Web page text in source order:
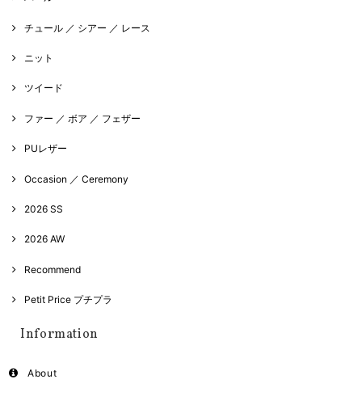
チュール ／ シアー ／ レース
ニット
ツイード
ファー ／ ボア ／ フェザー
PUレザー
Occasion ／ Ceremony
2026 SS
2026 AW
Recommend
Petit Price プチプラ
Information
About